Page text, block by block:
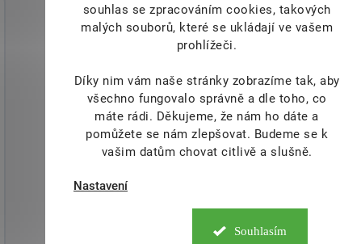
souhlas se zpracováním cookies, takových
malých souborů, které se ukládají ve vašem
prohlížeči.
Díky nim vám naše stránky zobrazíme tak, aby
všechno fungovalo správně a dle toho, co
máte rádi. Děkujeme, že nám ho dáte a
pomůžete se nám zlepšovat. Budeme se k
vašim datům chovat citlivě a slušně.
Nastavení
Souhlasím